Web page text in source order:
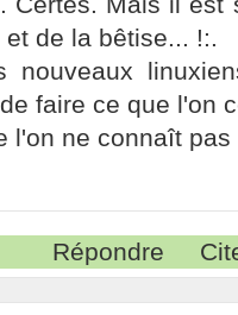
de la bêtise... !:.
nouveaux
faire ce que l'on
l'on ne connaît pas
Répondre